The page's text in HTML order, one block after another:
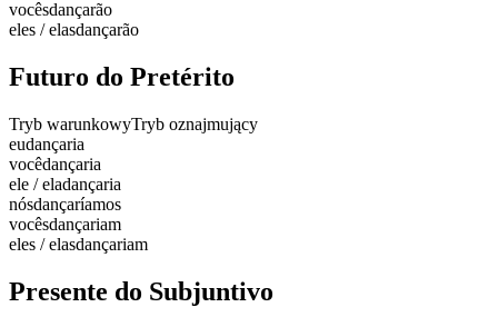
vocêsdançarão
eles / elasdançarão
Futuro do Pretérito
Tryb warunkowyTryb oznajmujący
eudançaria
vocêdançaria
ele / eladançaria
nósdançaríamos
vocêsdançariam
eles / elasdançariam
Presente do Subjuntivo